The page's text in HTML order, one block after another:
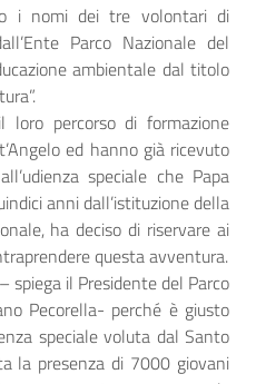
i nomi dei tre volontari di
Parco Nazionale del
ambientale dal titolo
loro percorso di formazione
ed hanno già ricevuto
speciale che Papa
anni dall’istituzione della
ha deciso di riservare ai
questa avventura.
spiega il Presidente del Parco
Pecorella- perché è giusto
speciale voluta dal Santo
la presenza di 7000 giovani